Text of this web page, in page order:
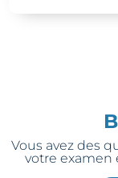
Vous avez des
votre examen